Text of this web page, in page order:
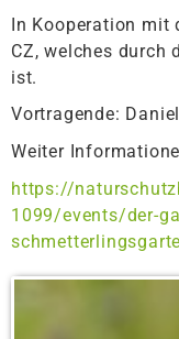
In Kooperation mit
CZ, welches durch
ist.
Vortragende:
Weiter
https://
1099/events/der-